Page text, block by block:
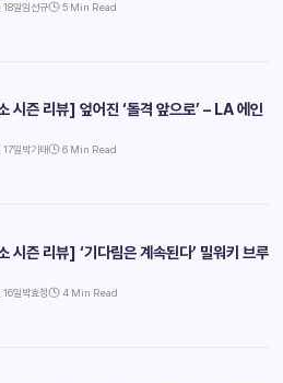
18일임선규 5 Min Read
시즌 리뷰] 엎어진 ‘돌격 앞으로’ – LA 에인
17일박기태 6 Min Read
시즌 리뷰] ‘기다림은 계속된다’ 밀워키 브루
16일박효정 4 Min Read